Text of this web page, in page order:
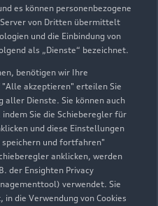
es können personenbezogene
von Dritten übermittelt
und die Einbindung von
als „Dienste“ bezeichnet.
benötigen wir Ihre
akzeptieren" erteilen Sie
aller Dienste. Sie können auch
Sie die Schieberegler für
und diese Einstellungen
und fortfahren"
anklicken, werden
der Ensighten Privacy
verwendet. Sie
die Verwendung von Cookies
am Montag 07:30
- 17:00
- 12:00